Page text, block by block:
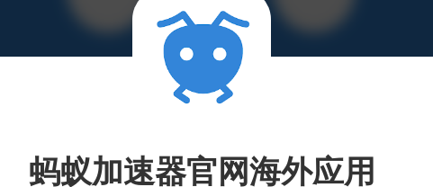
蚂蚁加速器官网海外应用